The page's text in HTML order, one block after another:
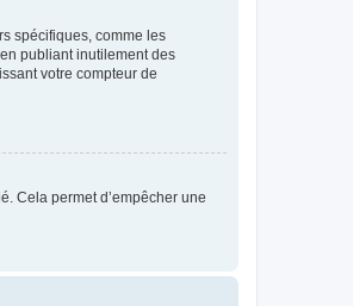
spécifiques, comme les
publiant inutilement des
votre compteur de
Cela permet d’empêcher une